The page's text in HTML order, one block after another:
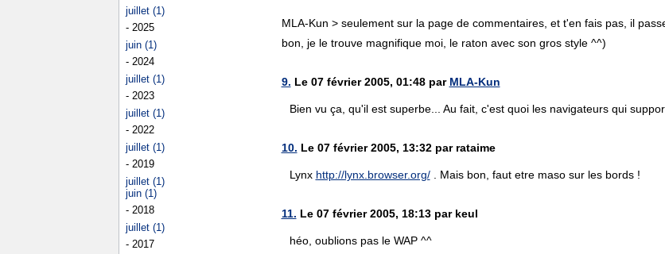
MLA-Kun > seulement sur la page de commentaires, et t'en fais pas, il
bon, je le trouve magnifique moi, le raton avec son gros style ^^)
9. Le 07 février 2005, 01:48 par MLA-Kun
Bien vu ça, qu'il est superbe... Au fait, c'est quoi les navigateurs qui
10. Le 07 février 2005, 13:32 par rataime
Lynx http://lynx.browser.org/. Mais bon, faut etre maso sur les bords !
11. Le 07 février 2005, 18:13 par keul
héo, oublions pas le WAP ^^
juillet (1)
- 2025
juin (1)
- 2024
juillet (1)
- 2023
juillet (1)
- 2022
juillet (1)
- 2019
juillet (1)
juin (1)
- 2018
juillet (1)
- 2017